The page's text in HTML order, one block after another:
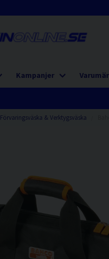
Kampanjer
Förvaringsväska & Verktygsväska